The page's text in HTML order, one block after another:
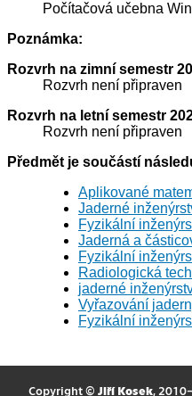
Počítačová učebna
Poznámka:
Rozvrh na zimní semestr
Rozvrh není připraven
Rozvrh na letní semestr
Rozvrh není připraven
Předmět je součástí
Aplikované
Jaderné
Fyzikální
Jaderná a
Fyzikální
Radiologická
jaderné
Vyřazování
Fyzikální
Copyright © Jiří Kosek,